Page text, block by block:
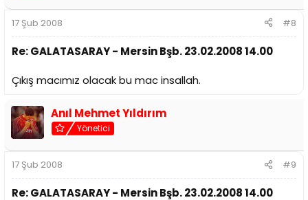
17 Şub 2008 #8
Re: GALATASARAY - Mersin Bşb. 23.02.2008 14.00
Çıkış macımız olacak bu mac insallah.
Anıl Mehmet Yıldırım
Yönetici
17 Şub 2008 #9
Re: GALATASARAY - Mersin Bşb. 23.02.2008 14.00